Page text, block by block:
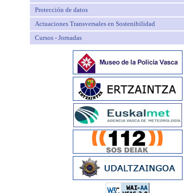
Protección de datos
Actuaciones Transversales en Sostenibilidad
Cursos - Jornadas